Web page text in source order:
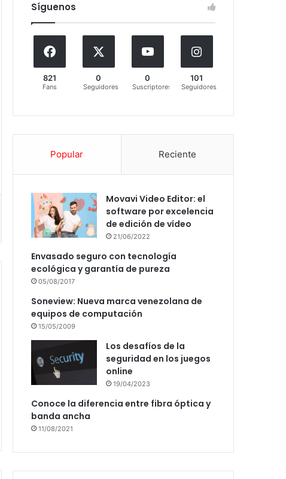
Síguenos
821
Fans
0
Seguidores
0
Suscriptores
101
Seguidores
Popular Reciente
Movavi Video Editor: el
software por excelencia
de edición de vídeo
21/06/2022
Envasado seguro con tecnología
ecológica y garantía de pureza
05/08/2017
Soneview: Nueva marca venezolana de
equipos de computación
15/05/2009
Los desafíos de la
seguridad en los juegos
online
19/04/2023
Conoce la diferencia entre fibra óptica y
banda ancha
11/08/2021